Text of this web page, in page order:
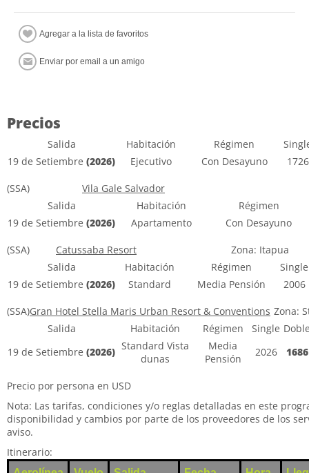
Precios
Salida Habitación Régimen
19 de Setiembre (2026) Ejecutivo Con Desayuno 1726
(SSA)
Vila Gale Salvador
Salida
Habitación
Régimen
19 de Setiembre (2026) Apartamento Con Desayuno
(SSA) Catussaba Resort
Zona: Itapua
Salida
Habitación Régimen
Single
19 de Setiembre (2026) Standard Media Pensión 2006
(SSA)Gran Hotel Stella Maris Urban Resort & Conventions Zona:
Salida
Habitación Régimen Single
19 de Setiembre (2026) Standard Vista
dunas
Media
Pensión
2026 1686
Precio por persona en USD
Nota: Las tarifas, condiciones y/o reglas detalladas en este
disponibilidad y cambios por parte de los proveedores de los
aviso.
Itinerario: